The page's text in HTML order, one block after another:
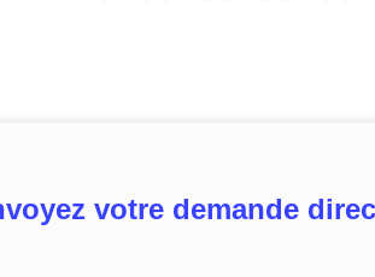
votre demande